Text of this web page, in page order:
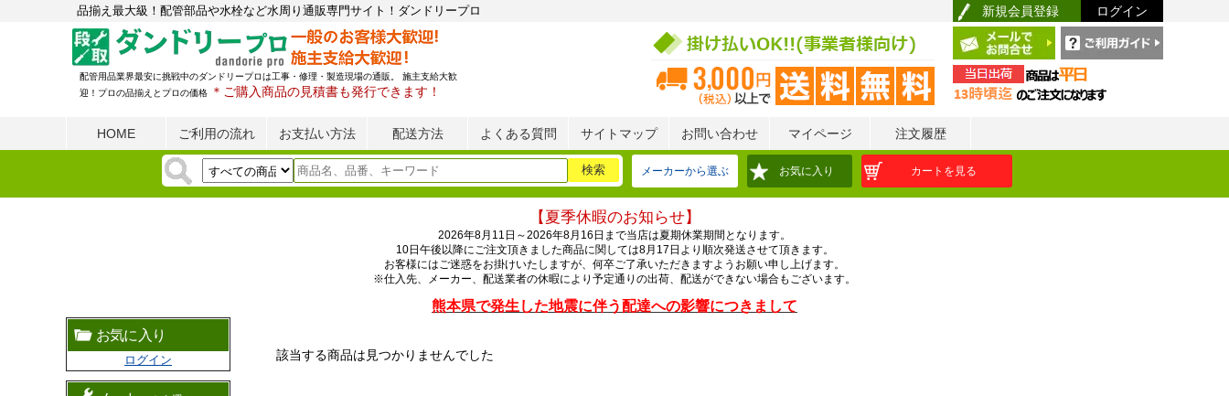
品揃え最大級！配管部品や水栓など水周り通販専門サイト！ダンドリープロ 新規会員登録 ログイン
配管用品業界最安に挑戦中のダンドリープロは工事・修理・製造現場の通販。 施主支給大歓
迎！プロの品揃えとプロの価格
＊ご購入商品の見積書も発行できます！
HOME ご利用の流れ お支払い方法 配送方法 よくある質問 サイトマップ お問い合わせ マイページ 注文履歴
メーカーから選ぶ お気に入り カートを見る
【夏季休暇のお知らせ】
2026年8月11日～2026年8月16日まで当店は夏期休業期間となります。
10日午後以降にご注文頂きました商品に関しては8月17日より順次発送させて頂きます。
お客様にはご迷惑をお掛けいたしますが、何卒ご了承いただきますようお願い申し上げます。
※仕入先、メーカー、配送業者の休暇により予定通りの出荷、配送ができない場合もございます。
熊本県で発生した地震に伴う配達への影響につきまして
お気に入り
ログイン 該当する商品は見つかりませんでした